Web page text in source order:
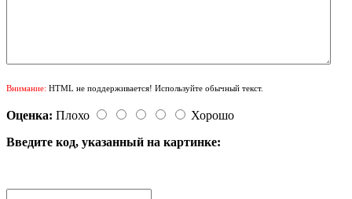
Внимание: HTML не поддерживается! Используйте обычный текст.
Оценка: Плохо
Хорошо
Введите код, указанный на картинке: